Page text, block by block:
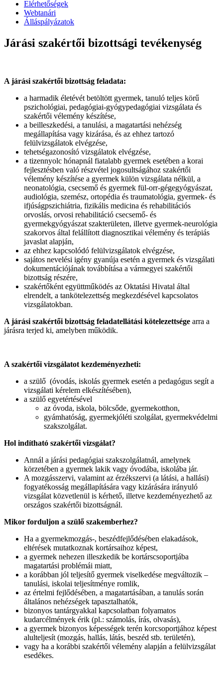
Elérhetőségek
Webtanári
Álláspályázatok
Járási szakértői bizottsági tevékenység
A járási szakértői bizottság feladata:
a harmadik életévét betöltött gyermek, tanuló teljes körű
pszichológiai, pedagógiai-gyógypedagógiai vizsgálata és
szakértői vélemény készítése,
a beilleszkedési, a tanulási, a magatartási nehézség
megállapítása vagy kizárása, és az ehhez tartozó
felülvizsgálatok elvégzése,
tehetségazonosító vizsgálatok elvégzése,
a tizennyolc hónapnál fiatalabb gyermek esetében a korai
fejlesztésben való részvétel jogosultságához szakértői
vélemény készítése a gyermek külön vizsgálata nélkül, a
neonatológia, csecsemő és gyermek fül-orr-gégegyógyászat,
audiológia, szemész, ortopédia és traumatológia, gyermek- és
ifjúságpszichiátria, fizikális medicina és rehabilitációs
orvoslás, orvosi rehabilitáció csecsemő- és
gyermekgyógyászat szakterületen, illetve gyermek-neurológia
szakorvos által felállított diagnosztikai vélemény és terápiás
javaslat alapján,
az ehhez kapcsolódó felülvizsgálatok elvégzése,
sajátos nevelési igény gyanúja esetén a gyermek és vizsgálati
dokumentációjának továbbítása a vármegyei szakértői
bizottság részére,
szakértőként együttműködés az Oktatási Hivatal által
elrendelt, a tankötelezettség megkezdésével kapcsolatos
vizsgálatokban.
A járási szakértői bizottság feladatellátási kötelezettsége arra a
járásra terjed ki, amelyben működik.
A szakértői vizsgálatot kezdeményezheti:
a szülő (óvodás, iskolás gyermek esetén a pedagógus segít a
vizsgálati kérelem elkészítésében),
a szülő egyetértésével
az óvoda, iskola, bölcsőde, gyermekotthon,
gyámhatóság, gyermekjóléti szolgálat, gyermekvédelmi
szakszolgálat.
Hol indítható szakértői vizsgálat?
Annál a járási pedagógiai szakszolgálatnál, amelynek
körzetében a gyermek lakik vagy óvodába, iskolába jár.
A mozgásszervi, valamint az érzékszervi (a látási, a hallási)
fogyatékosság megállapítására vagy kizárására irányuló
vizsgálat közvetlenül is kérhető, illetve kezdeményezhető az
országos szakértői bizottságnál.
Mikor forduljon a szülő szakemberhez?
Ha a gyermekmozgás-, beszédfejlődésében elakadások,
eltérések mutatkoznak kortársaihoz képest,
a gyermek nehezen illeszkedik be kortárscsoportjába
magatartási problémái miatt,
a korábban jól teljesítő gyermek viselkedése megváltozik –
tanulási, iskolai teljesítménye romlik,
az értelmi fejlődésében, a magatartásában, a tanulás során
általános nehézségek tapasztalhatók,
bizonyos tantárgyakkal kapcsolatban folyamatos
kudarcélmények érik (pl.: számolás, írás, olvasás),
a gyermek bizonyos képességek terén korcsoportjához képest
alulteljesít (mozgás, hallás, látás, beszéd stb. területén),
vagy ha a korábbi szakértői vélemény alapján a felülvizsgálat
esedékes.